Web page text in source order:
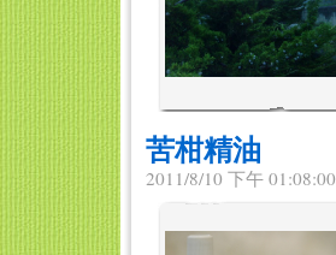
苦柑精油
2011/8/10 下午 01:08:00